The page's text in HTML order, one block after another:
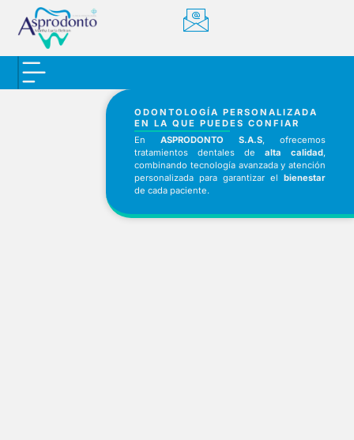
ODONTOLOGÍA PERSONALIZADA
EN LA QUE PUEDES CONFIAR
EnASPRODONTO S.A.S, ofrecemos
tratamientos dentales dealta calidad,
combinando tecnología avanzada y atención
personalizada para garantizar elbienestar
de cada paciente.